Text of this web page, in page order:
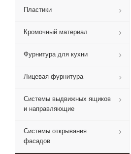
Пластики
Кромочный материал
Фурнитура для кухни
Лицевая фурнитура
Системы выдвижных ящиков
и направляющие
Системы открывания
фасадов